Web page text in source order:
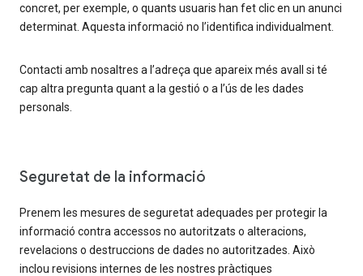
concret, per exemple, o quants usuaris han fet clic en un anunci
determinat. Aquesta informació no l’identifica individualment.
Contacti amb nosaltres a l’adreça que apareix més avall si té
cap altra pregunta quant a la gestió o a l’ús de les dades
personals.
Seguretat de la informació
Prenem les mesures de seguretat adequades per protegir la
informació contra accessos no autoritzats o alteracions,
revelacions o destruccions de dades no autoritzades. Això
inclou revisions internes de les nostres pràctiques